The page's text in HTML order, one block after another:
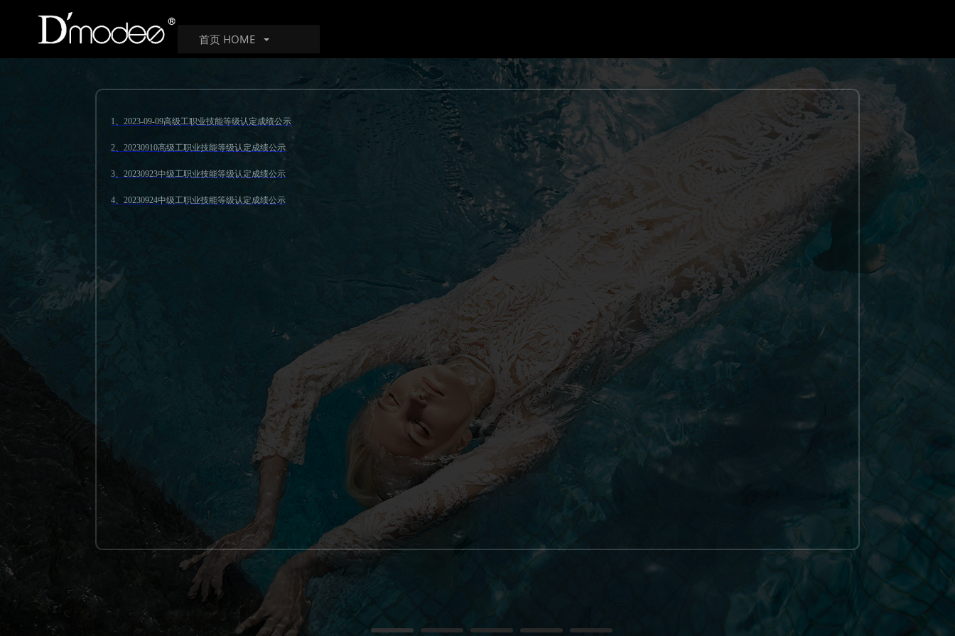
首页 HOME
1、2023-09-09高级工职业技能等级认定成绩公示
2、20230910高级工职业技能等级认定成绩公示
3、20230923中级工职业技能等级认定成绩公示
4、20230924中级工职业技能等级认定成绩公示